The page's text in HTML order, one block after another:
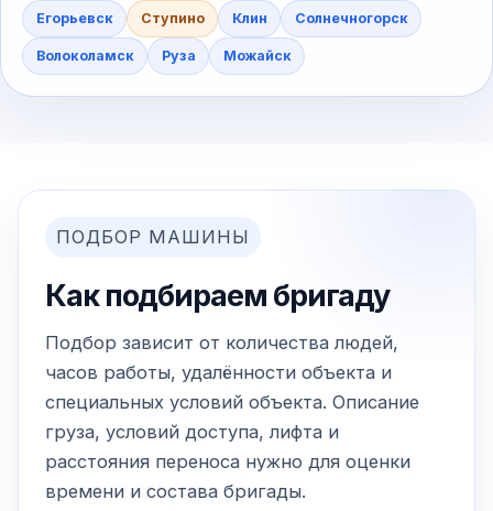
Егорьевск Ступино Клин Солнечногорск
Волоколамск Руза Можайск
ПОДБОР МАШИНЫ
Как подбираем бригаду
Подбор зависит от количества людей,
часов работы, удалённости объекта и
специальных условий объекта. Описание
груза, условий доступа, лифта и
расстояния переноса нужно для оценки
времени и состава бригады.